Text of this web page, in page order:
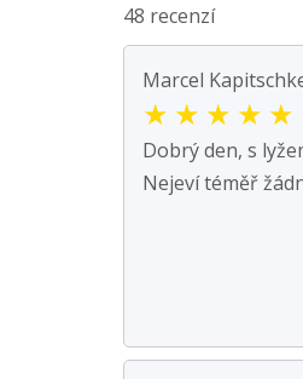
48 recenzí
Marcel
★ ★ ★ ★ ★
Dobrý den, s
Nejeví téměř